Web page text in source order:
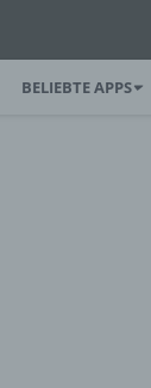
BELIEBTE APPS